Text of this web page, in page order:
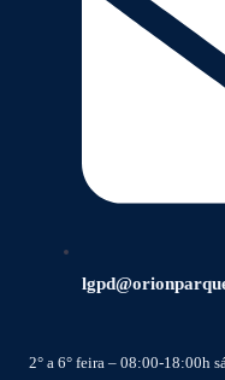
2° a 6° feira – 08:00-18:00h